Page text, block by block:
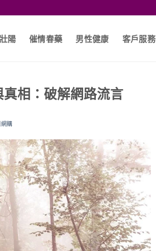
陽 催情春藥 男性健康 客戶服務
相：破解網路流言
購